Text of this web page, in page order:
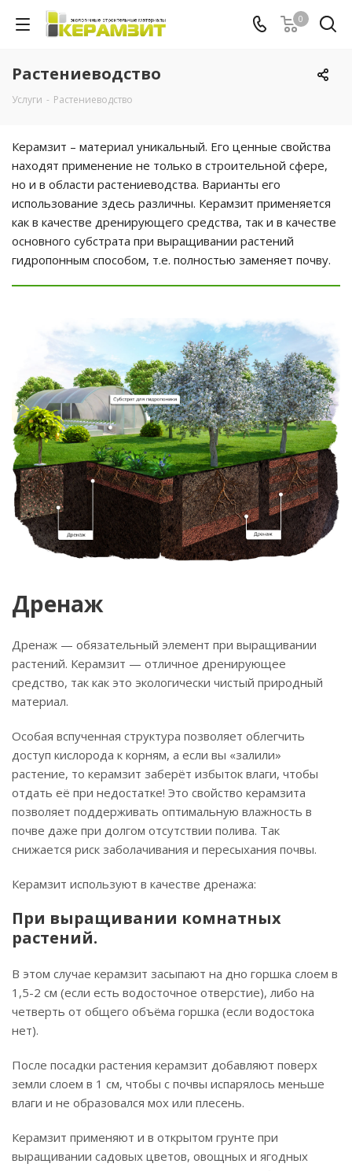
0
Растениеводство
Услуги - Растениеводство
Керамзит – материал уникальный. Его ценные свойства
находят применение не только в строительной сфере,
но и в области растениеводства. Варианты его
использование здесь различны. Керамзит применяется
как в качестве дренирующего средства, так и в качестве
основного субстрата при выращивании растений
гидропонным способом, т.е. полностью заменяет почву.
Дренаж
Дренаж — обязательный элемент при выращивании
растений. Керамзит — отличное дренирующее
средство, так как это экологически чистый природный
материал.
Особая вспученная структура позволяет облегчить
доступ кислорода к корням, а если вы «залили»
растение, то керамзит заберёт избыток влаги, чтобы
отдать её при недостатке! Это свойство керамзита
позволяет поддерживать оптимальную влажность в
почве даже при долгом отсутствии полива. Так
снижается риск заболачивания и пересыхания почвы.
Керамзит используют в качестве дренажа:
При выращивании комнатных
растений.
В этом случае керамзит засыпают на дно горшка слоем в
1,5-2 см (если есть водосточное отверстие), либо на
четверть от общего объёма горшка (если водостока
нет).
После посадки растения керамзит добавляют поверх
земли слоем в 1 см, чтобы с почвы испарялось меньше
влаги и не образовался мох или плесень.
Керамзит применяют и в открытом грунте при
выращивании садовых цветов, овощных и ягодных